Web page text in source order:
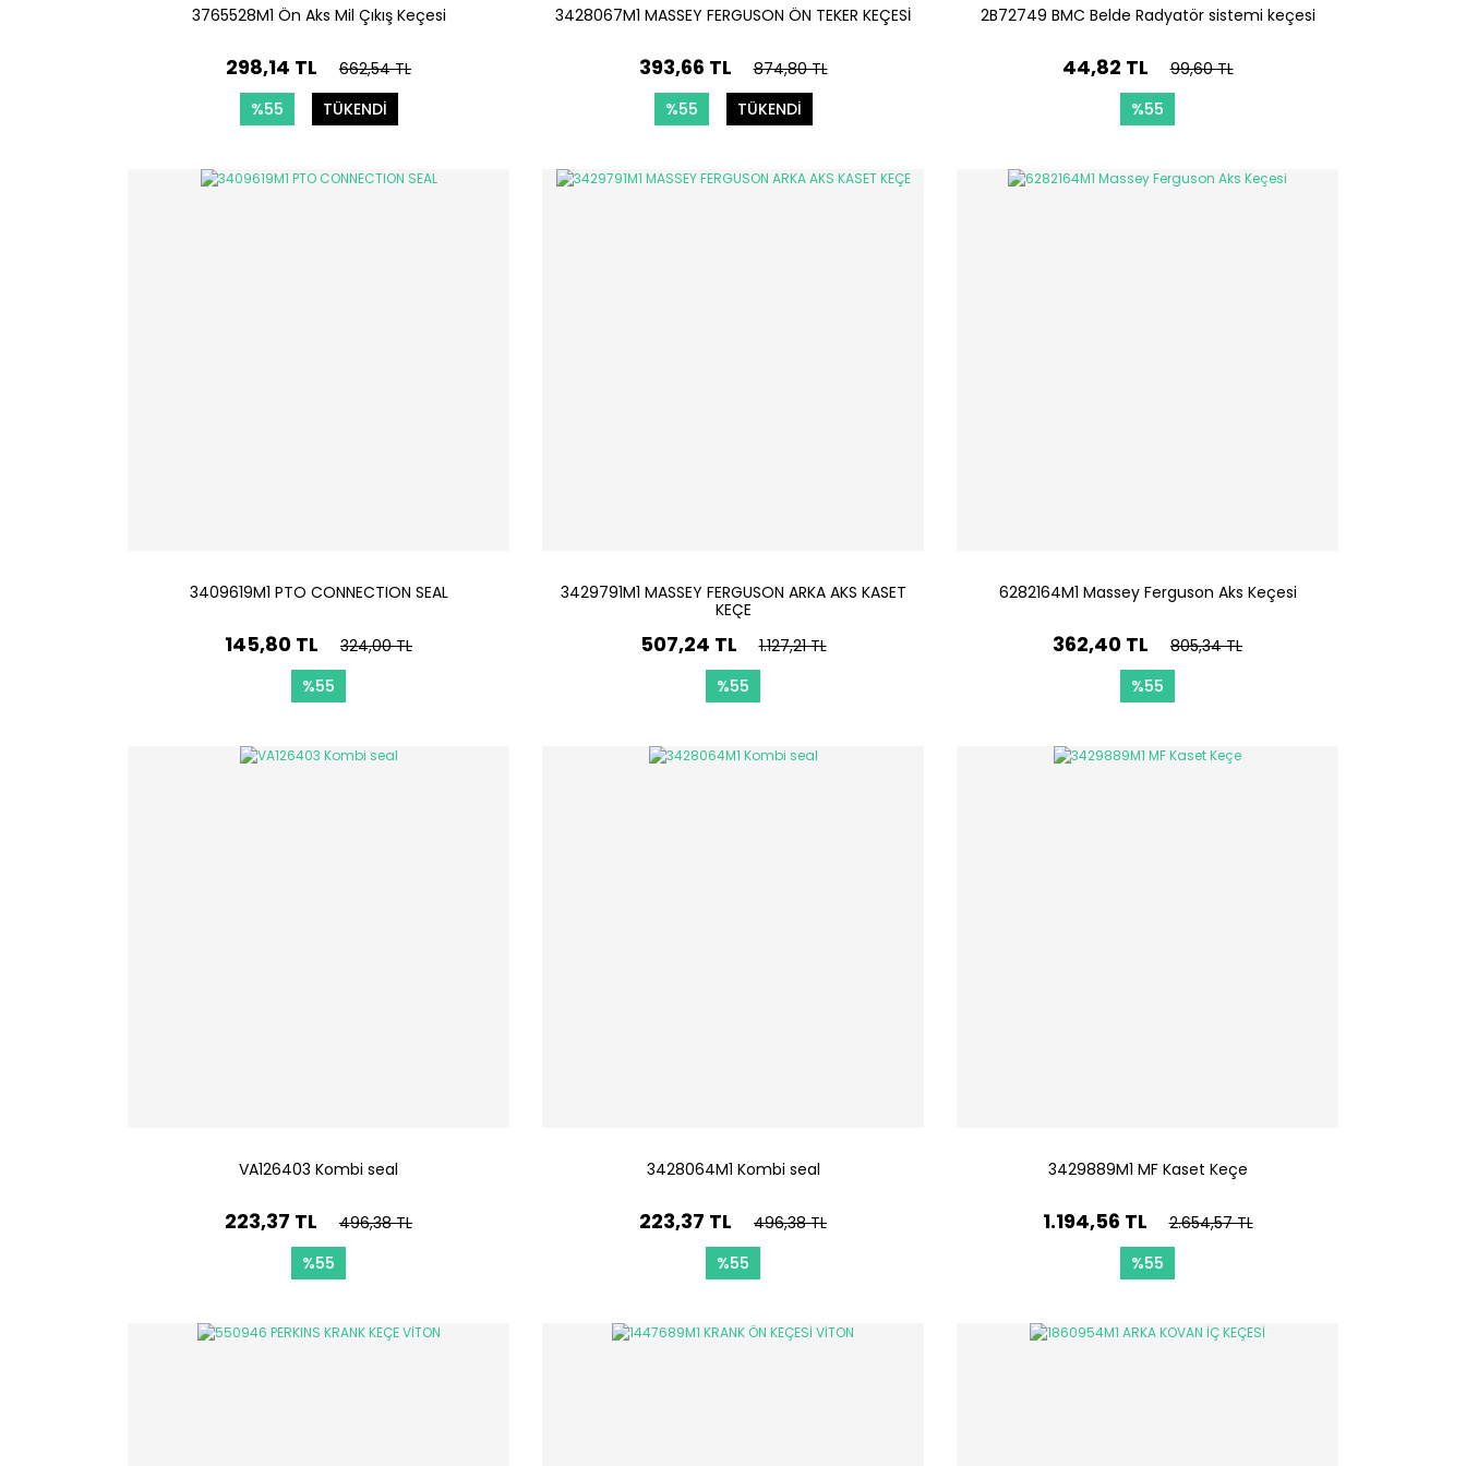
3765528M1 Ön Aks Mil Çıkış Keçesi
298,14 TL
662,54 TL
%55
TÜKENDİ
3428067M1 MASSEY FERGUSON ÖN TEKER KEÇESİ
393,66 TL
874,80 TL
%55
TÜKENDİ
2B72749 BMC Belde Radyatör sistemi keçesi
44,82 TL
99,60 TL
%55
3409619M1 PTO CONNECTION SEAL
145,80 TL
324,00 TL
%55
3429791M1 MASSEY FERGUSON ARKA AKS KASET
KEÇE
507,24 TL
1.127,21 TL
%55
6282164M1 Massey Ferguson Aks Keçesi
362,40 TL
805,34 TL
%55
VA126403 Kombi seal
223,37 TL
496,38 TL
%55
3428064M1 Kombi seal
223,37 TL
496,38 TL
%55
3429889M1 MF Kaset Keçe
1.194,56 TL
2.654,57 TL
%55